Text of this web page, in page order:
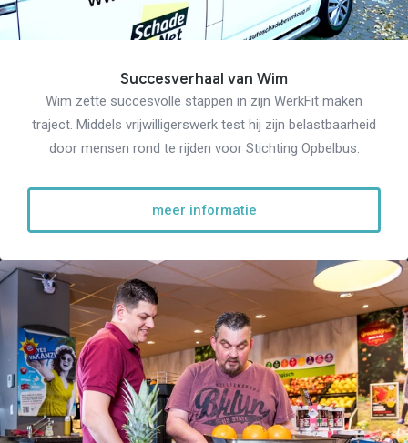
Succesverhaal van Wim
Wim zette succesvolle stappen in zijn WerkFit maken
traject. Middels vrijwilligerswerk test hij zijn belastbaarheid
door mensen rond te rijden voor Stichting Opbelbus.
meer informatie